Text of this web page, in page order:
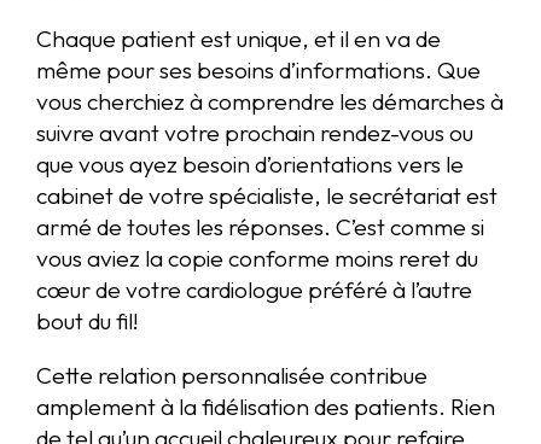
Chaque patient est unique, et il en va de
même pour ses besoins d’informations. Que
vous cherchiez à comprendre les démarches à
suivre avant votre prochain rendez-vous ou
que vous ayez besoin d’orientations vers le
cabinet de votre spécialiste, le secrétariat est
armé de toutes les réponses. C’est comme si
vous aviez la copie conforme moins reret du
cœur de votre cardiologue préféré à l’autre
bout du fil!
Cette relation personnalisée contribue
amplement à la fidélisation des patients. Rien
de tel qu’un accueil chaleureux pour refaire